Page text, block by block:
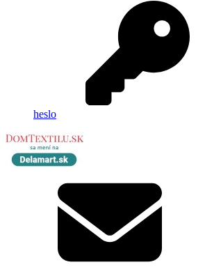
heslo